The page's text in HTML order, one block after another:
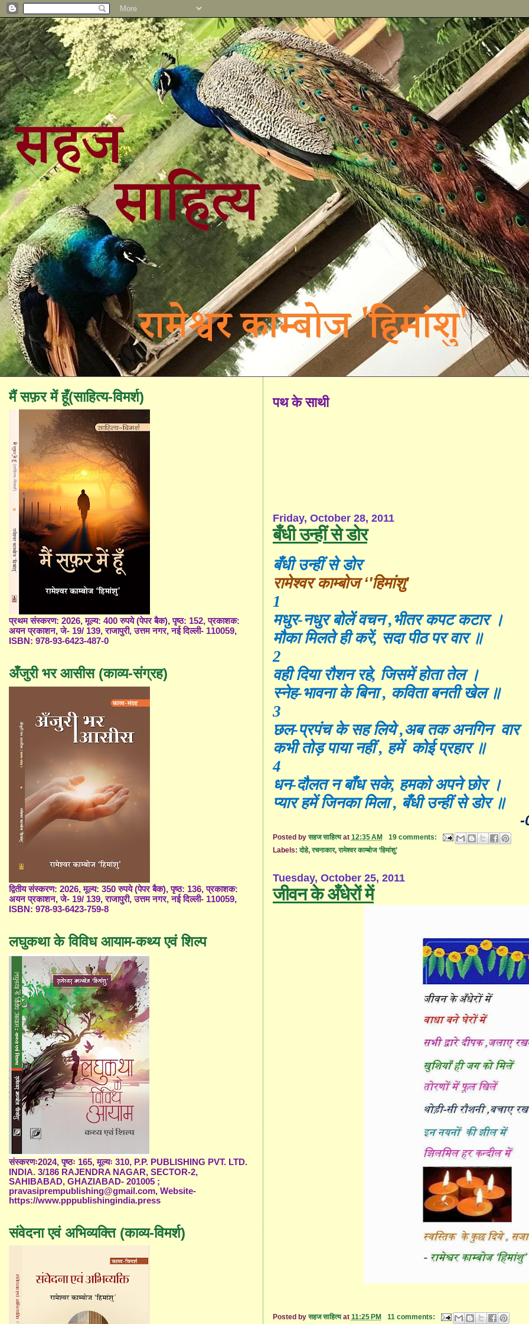
पथ के साथी
Friday, October 28, 2011
बँधी उन्हीं से डोर
बँधी उन्हीं से डोर
रामेश्वर काम्बोज‘'हिमांशु'
1
मधुर-नधुर बोलें वचन ,भीतर कपट कटार ।
मौका मिलते ही करें, सदा पीठ पर वार ॥
2
वही दिया रौशन रहे, जिसमें होता तेल ।
स्नेह-भावना के बिना , कविता बनती खेल ॥
3
छल-प्रपंच के सह लिये ,अब तक अनगिन वार
कभी तोड़ पाया नहीं , हमें कोई प्रहार ॥
4
धन-दौलत न बाँध सके, हमको अपने छोर ।
प्यार हमें जिनका मिला , बँधी उन्हीं से डोर ॥
-
Posted byसहज साहित्य at 12:35 AM
19 comments:
Labels:दोहे,रचनाकार,रामेश्वर काम्बोज ‘हिमांशु’
Tuesday, October 25, 2011
जीवन के अँधेरों में
Posted byसहज साहित्य at 11:25 PM
11 comments:
मैं सफ़र में हूँ(साहित्य-विमर्श)
प्रथम संस्करण: 2026, मूल्य: 400 रुपये (पेपर बैक), पृष्ठ: 152, प्रकाशक:
अयन प्रकाशन, जे- 19/ 139, राजापुरी, उत्तम नगर, नई दिल्ली- 110059,
ISBN: 978-93-6423-487-0
अँजुरी भर आसीस (काव्य-संग्रह)
द्वितीय संस्करण: 2026, मूल्य: 350 रुपये (पेपर बैक), पृष्ठ: 136, प्रकाशक:
अयन प्रकाशन, जे- 19/ 139, राजापुरी, उत्तम नगर, नई दिल्ली- 110059,
ISBN: 978-93-6423-759-8
लघुकथा के विविध आयाम-कथ्य एवं शिल्प
संस्करणः2024, पृष्ठः 165, मूल्यः 310, P.P. PUBLISHING PVT. LTD.
INDIA. 3/186 RAJENDRA NAGAR, SECTOR-2,
SAHIBABAD, GHAZIABAD- 201005 ;
pravasiprempublishing@gmail.com, Website-
https://www.pppublishingindia.press
संवेदना एवं अभिव्यक्ति (काव्य-विमर्श)